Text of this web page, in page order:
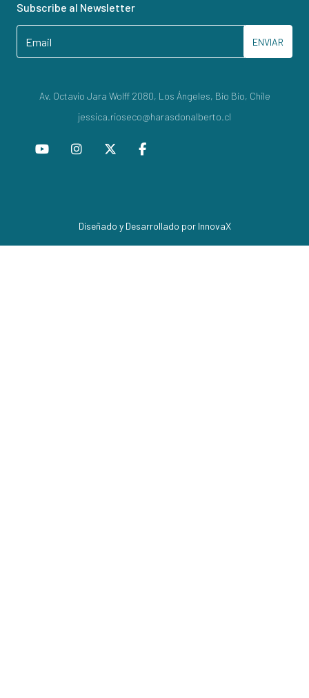
Subscribe al Newsletter
ENVIAR
Av. Octavio Jara Wolff 2080, Los Ángeles, Bío Bío, Chile
jessica.rioseco@harasdonalberto.cl
Diseñado y Desarrollado por InnovaX